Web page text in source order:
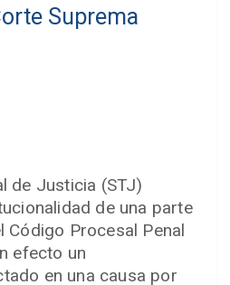
Suprema
de Justicia (STJ)
de una parte
Código Procesal Penal
efecto un
en una causa por